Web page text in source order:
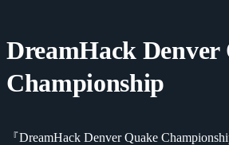
DreamHack Denver
Championship
『DreamHack Denver Quake